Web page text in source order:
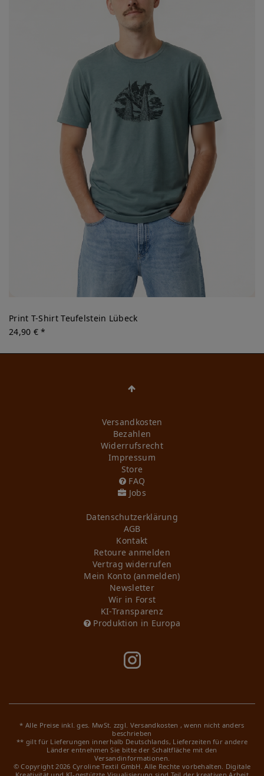
Print T-Shirt Teufelstein Lübeck
24,90 € *
Versandkosten
Bezahlen
Widerrufs­recht
Impressum
Store
FAQ
Jobs
Daten­schutz­erklärung
AGB
Kontakt
Retoure anmelden
Vertrag widerrufen
Mein Konto (anmelden)
Newsletter
Wir in Forst
KI-Transparenz
Produktion in Europa
* Alle Preise inkl. ges. MwSt. zzgl. Versandkosten , wenn nicht anders
beschrieben
** gilt für Lieferungen innerhalb Deutschlands, Lieferzeiten für andere
Länder entnehmen Sie bitte der Schaltfläche mit den
Versandinformationen.
© Copyright 2026 Cyroline Textil GmbH. Alle Rechte vorbehalten. Digitale